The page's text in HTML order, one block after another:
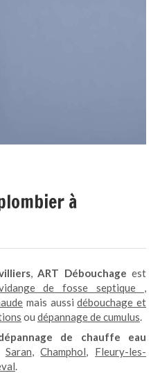
à
,ART Débouchage est
de fosse septique ,
mais aussidébouchage et
ou dépannage de cumulus.
de chauffe eau
Saran,Champhol, Fleury-les-
.